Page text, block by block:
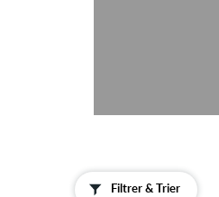
Filtrer & Trier